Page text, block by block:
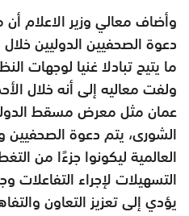
وأضاف معالي وزير الاعلام
دعوة الصحفيين الدوليين
ما يتيح تبادلا غنيا لوجهات
ولفت معاليه إلى أنه خلال
عمان مثل معرض مسقط
الشورى، يتم دعوة الصحفيين
العالمية ليكونوا جزءًا من
التسهيلات لإجراء التفاعلات
يؤدي إلى تعزيز التعاون